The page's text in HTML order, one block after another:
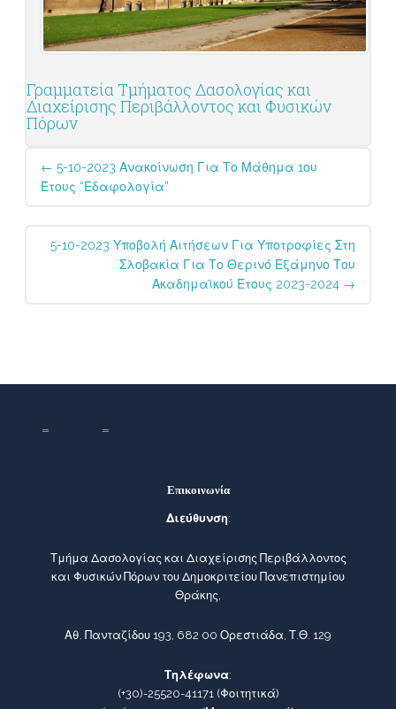
Γραμματεία Τμήματος Δασολογίας και
Διαχείρισης Περιβάλλοντος και Φυσικών
Πόρων
Post
navigation
← 5-10-2023 Ανακοίνωση Για Το Μάθημα 1ου
Έτους “Εδαφολογία”
5-10-2023 Υποβολή Αιτήσεων Για Υποτροφίες Στη
Σλοβακία Για Το Θερινό Εξάμηνο Του
Ακαδημαϊκού Έτους 2023-2024 →
Επικοινωνία
Διεύθυνση:
Τμήμα Δασολογίας και Διαχείρισης Περιβάλλοντος
και Φυσικών Πόρων του Δημοκριτείου Πανεπιστημίου
Θράκης,
Αθ. Πανταζίδου 193, 682 00 Ορεστιάδα, Τ.Θ. 129
Τηλέφωνα:
(+30)-25520-41171(Φοιτητικά)